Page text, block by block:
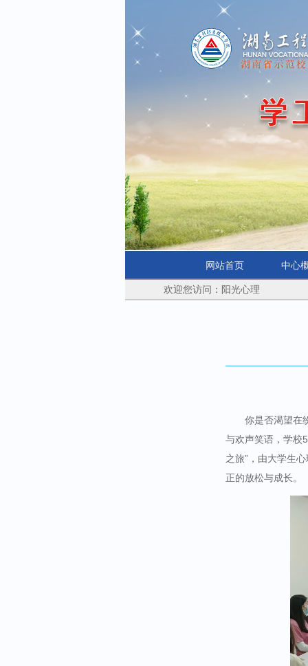
网站首页 中心
欢迎您访问：阳光心理
你是否渴望在
与欢声笑语，学校
之旅”，由大学生
正的放松与成长。